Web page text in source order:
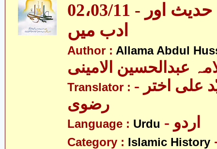
02،03/11 - غدیر - قرآن، حدیث اور
ادب میں
Author : Allama Abdul
عبدالحسین الامینی
Translator : - مولانا سیّد علی اختر
رضوی
Language : Urdu - اردو
Category : Islamic History